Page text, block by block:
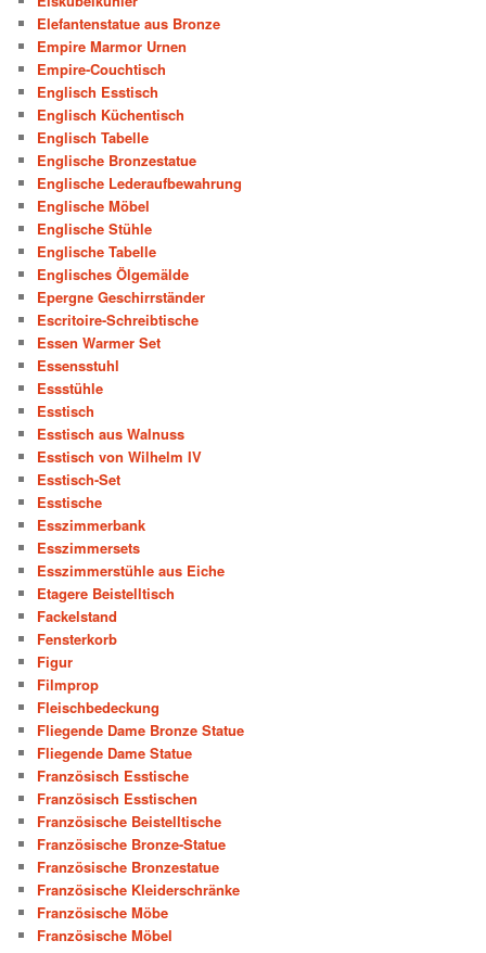
Elefantenstatue aus Bronze
Empire Marmor Urnen
Empire-Couchtisch
Englisch Esstisch
Englisch Küchentisch
Englisch Tabelle
Englische Bronzestatue
Englische Lederaufbewahrung
Englische Möbel
Englische Stühle
Englische Tabelle
Englisches Ölgemälde
Epergne Geschirrständer
Escritoire-Schreibtische
Essen Warmer Set
Essensstuhl
Essstühle
Esstisch
Esstisch aus Walnuss
Esstisch von Wilhelm IV
Esstisch-Set
Esstische
Esszimmerbank
Esszimmersets
Esszimmerstühle aus Eiche
Etagere Beistelltisch
Fackelstand
Fensterkorb
Figur
Filmprop
Fleischbedeckung
Fliegende Dame Bronze Statue
Fliegende Dame Statue
Französisch Esstische
Französisch Esstischen
Französische Beistelltische
Französische Bronze-Statue
Französische Bronzestatue
Französische Kleiderschränke
Französische Möbe
Französische Möbel